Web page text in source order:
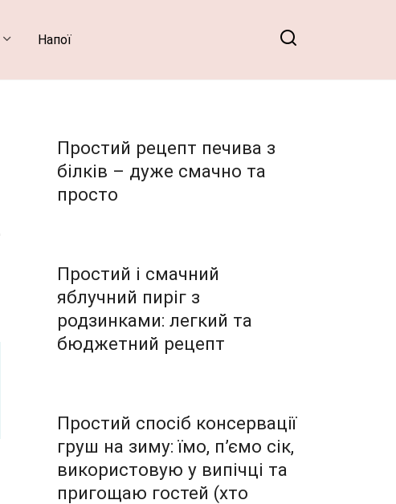
Напої
Простий рецепт печива з
білків – дуже смачно та
просто
Простий і смачний
яблучний пиріг з
родзинками: легкий та
бюджетний рецепт
Простий спосіб консервації
груш на зиму: їмо, п’ємо сік,
використовую у випічці та
пригощаю гостей (хто